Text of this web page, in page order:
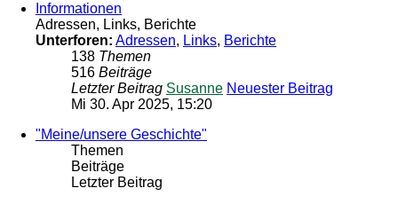
Informationen
Adressen, Links, Berichte
Unterforen: Adressen, Links, Berichte
138 Themen
516 Beiträge
Letzter Beitrag Susanne Neuester Beitrag
Mi 30. Apr 2025, 15:20
"Meine/unsere Geschichte"
Themen
Beiträge
Letzter Beitrag